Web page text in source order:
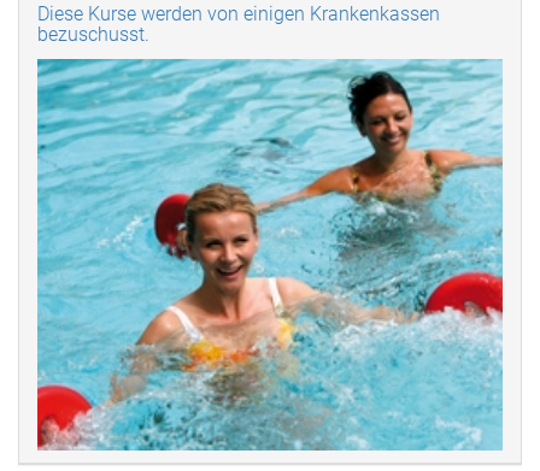
Diese Kurse werden von einigen Krankenkassen
bezuschusst.